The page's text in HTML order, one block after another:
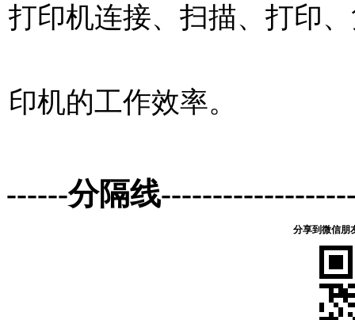
打印机连接、扫描、打印
印机的工作效率。
------分隔线